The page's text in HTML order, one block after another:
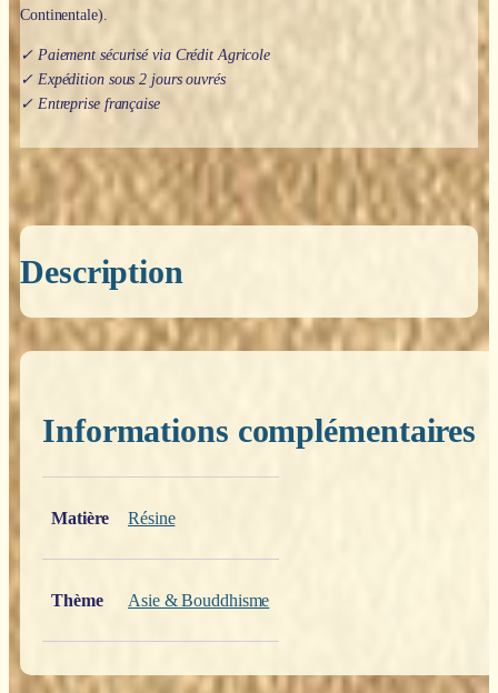
Continentale).
✓ Paiement sécurisé via Crédit Agricole
✓ Expédition sous 2 jours ouvrés
✓ Entreprise française
Description
Informations complémentaires
Matière
Résine
Thème Asie & Bouddhisme